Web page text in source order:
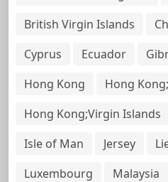
British Virgin Islands
Cyprus
Ecuador
Hong Kong
Hong
Hong Kong;Virgin Islands
Isle of Man
Jersey
Luxembourg
Malaysia